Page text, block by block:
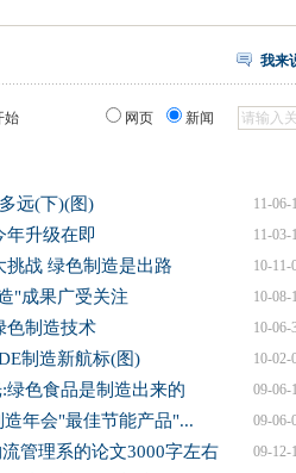
我来
始 网页 新闻
11-06-
远(下)(图)
11-03-
年升级在即
10-11-
挑战 绿色制造是出路
10-08-
"成果广受关注
10-06-
色制造技术
10-02-
制造新航标(图)
09-06-
绿色食品是制造出来的
09-06-
年会"最佳节能产品"...
09-12-
管理系的论文3000字左右